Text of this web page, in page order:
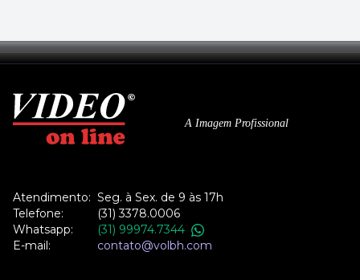
A Imagem Profissional
Atendimento: Seg. à Sex. de 9 às 17h
Telefone:
(31) 3378.0006
Whatsapp:
(31) 99974.7344
E-mail:
contato@volbh.com